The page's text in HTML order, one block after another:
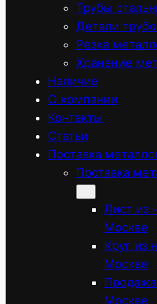
Трубы
Детали
Резка
Хранение
Наличие
О компании
Контакты
Статьи
Поставка
Поставка
Лист из
Москве
Круг из
Москве
Москве